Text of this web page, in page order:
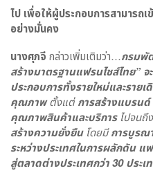
ไป เพื่อให้ผู้ประกอบการสามารถ
อย่างมั่นคง
นางศุภจี กล่าวเพิ่มเติมว่า…กรมพั
สร้างมาตรฐานแฟรนไชส์ไทย”
ประกอบการทั้งรายใหม่และรายเ
คุณภาพตั้งแต่การสร้างแบรนด์
คุณภาพสินค้าและบริการไปจนถึง
สร้างความยั่งยืนโดยมีการบูรณ
ระหว่างประเทศในการผลักดัน แ
สู่ตลาดต่างประเทศกว่า 30 ประเ